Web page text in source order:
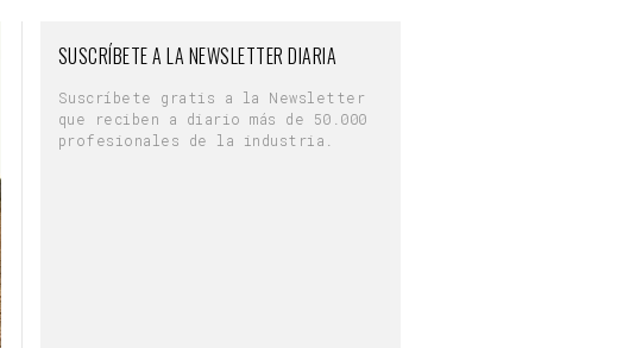
SUSCRÍBETE A LA NEWSLETTER DIARIA
Suscríbete gratis a la Newsletter
que reciben a diario más de 50.000
profesionales de la industria.